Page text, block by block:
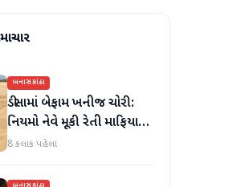
બનાસકાંઠા
ડીસામાં બેફામ ખનીજ ચોરી:
નિયમો નેવે મૂકી રેતી માફિયાઓ
સક્રિય, તંત્ર સામે સવાલો
8 કલાક પહેલા